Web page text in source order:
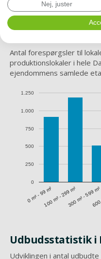
relation til
Antal forespørgsler til
produktionslokaler i hele
ejendommens samlede
0 m² - 99 m²100 m² - 299 m²300 m² - 599 m²
0
250
500
750
1.000
1.250
Udbudsstatistik i
Udviklingen i antal
Nej, juster